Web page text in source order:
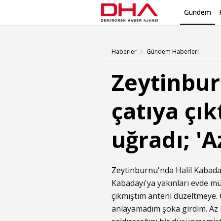
Gündem
Haberler Gündem Haberleri
çatıya
uğradı;
Zeytinburnu'nda Halil
Kabadayı'ya yakınları evde
çıkmıştım anteni
anlayamadım şoka girdim.